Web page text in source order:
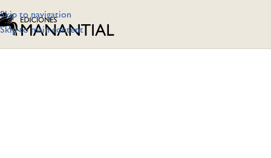
Skip to navigation
Skip to main content